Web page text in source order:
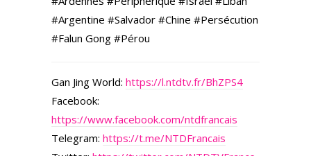
#Argentine #Salvador #Chine #Persécution
#Falun Gong #Pérou
Gan Jing World: https://l.ntdtv.fr/BhZPS4
Facebook:
https://www.facebook.com/ntdfrancais
Telegram: https://t.me/NTDFrancais